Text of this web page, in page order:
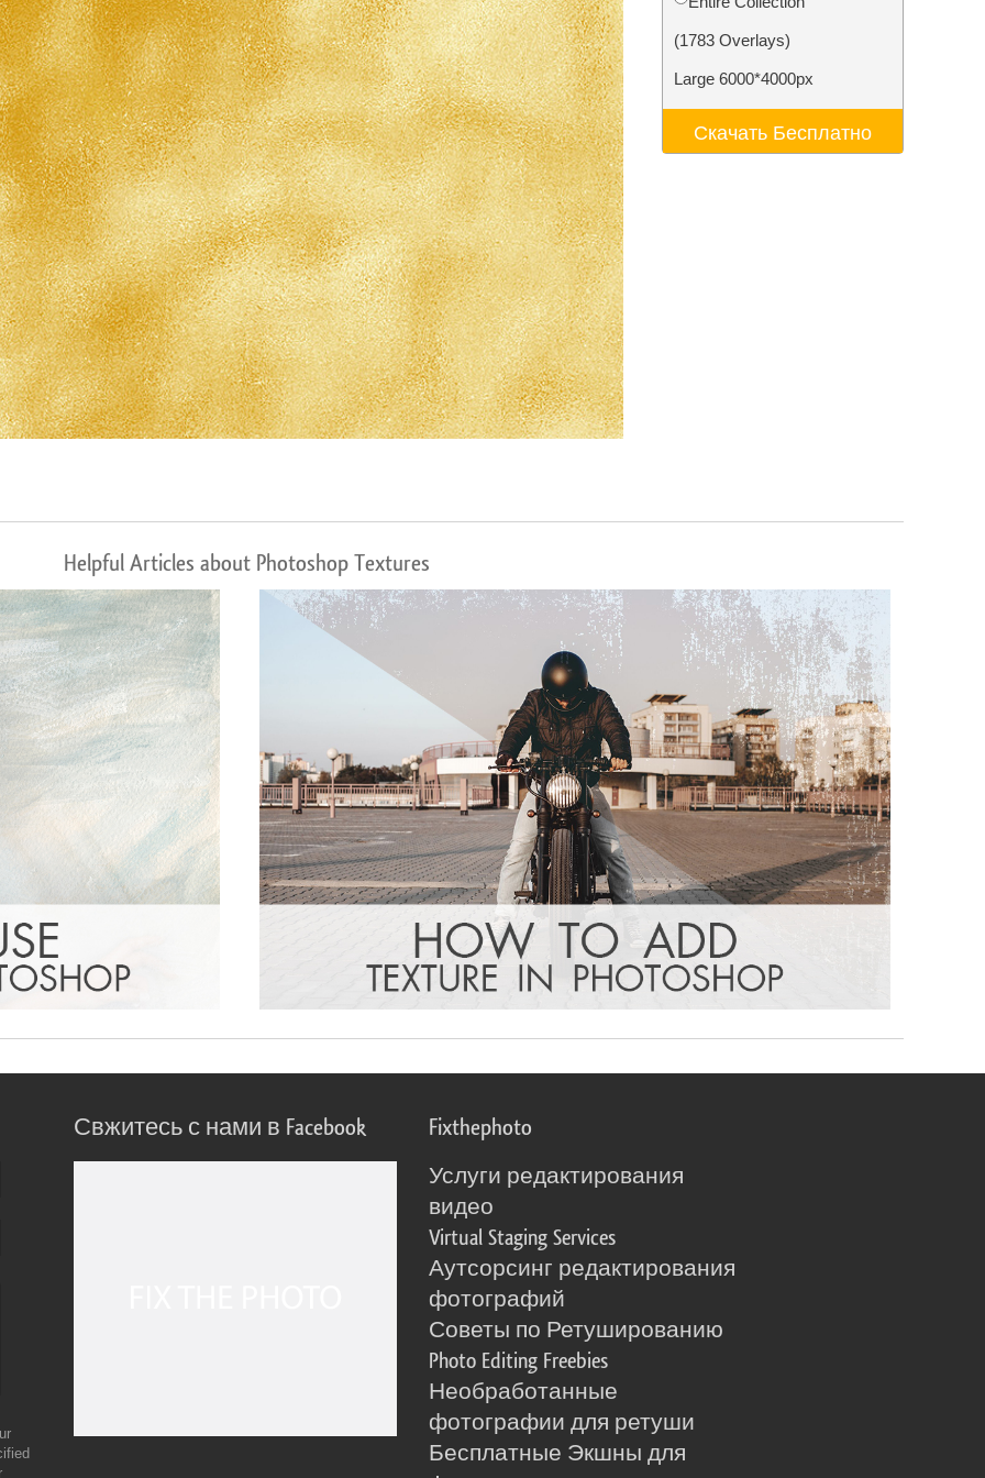
ретуши Ретушь ювелирных
изделий
Данные для обучения
ИИ
Video Editing Services
(1783 Overlays)
Large 6000*4000px
Скачать Бесплатно
Helpful Articles about Photoshop Textures
Свжитесь с нами в Facebook Fixthephoto
Услуги редактирования
видео
Virtual Staging Services
Аутсорсинг редактирования
фотографий
Советы по Ретушированию
Photo Editing Freebies
Необработанные
фотографии для ретуши
Бесплатные Экшны для